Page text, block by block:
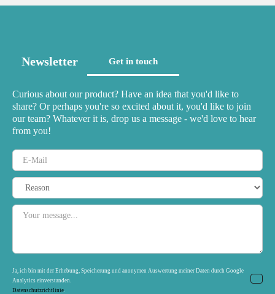
Newsletter Get in touch
Curious about our product? Have an idea that you'd like to
share? Or perhaps you're so excited about it, you'd like to join
our team? Whatever it is, drop us a message - we'd love to hear
from you!
Ja, ich bin mit der Erhebung, Speicherung und anonymen Auswertung meiner Daten durch Google
Analytics einverstanden.
Datenschutzrichtlinie.